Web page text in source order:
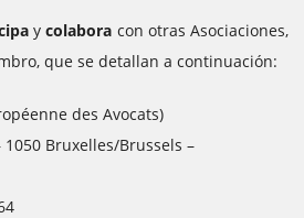
ycolabora con otras Asociaciones,
que se detallan a continuación:
des Avocats)
1050 Bruxelles/Brussels –